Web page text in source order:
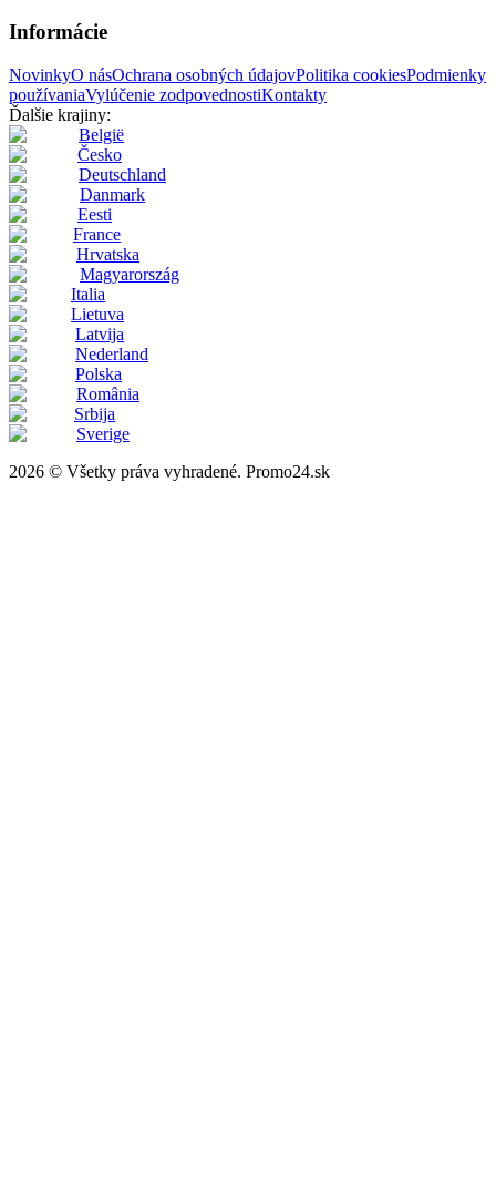
Informácie
NovinkyO násOchrana osobných údajovPolitika cookiesPodmienky
používaniaVylúčenie zodpovednostiKontakty
Ďalšie krajiny:
België
Česko
Deutschland
Danmark
Eesti
France
Hrvatska
Magyarország
Italia
Lietuva
Latvija
Nederland
Polska
România
Srbija
Sverige
2026 © Všetky práva vyhradené. Promo24.sk